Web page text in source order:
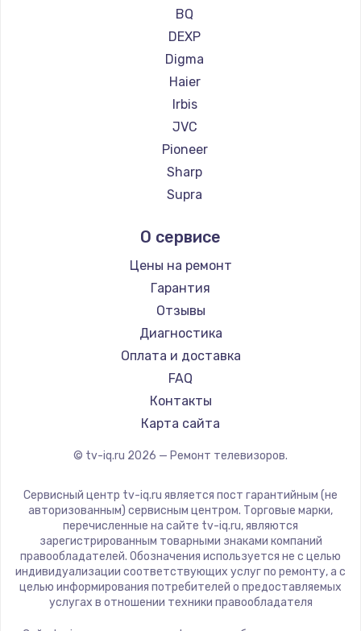
Ремонт телевизоров HITACHI
Ремонт телевизоров Konka
Ремонт телевизоров RED solution
Ремонт телевизоров Thomson
Ремонт телевизоров Yandex
Ремонт телевизоров National
Ремонт телевизоров iFFALCON
Ремонт телевизоров Tuvio
Ремонт телевизоров Nord
Ремонт телевизоров BenQ
BQ
DEXP
Digma
Haier
Irbis
JVC
Pioneer
Sharp
Supra
Hisense
Daewoo
Centek
Telefunken
Hyundai
Doffler
Hiper
Grundig
HITACHI
Yandex
National
iFFALCON
Tuvio
Nord
О сервисе
Цены на ремонт
Гарантия
Отзывы
Диагностика
Оплата и доставка
FAQ
Контакты
Карта сайта
© tv-iq.ru 2026 — Ремонт телевизоров.
Сервисный центр tv-iq.ru является пост гарантийным (не
авторизованным) сервисным центром. Торговые марки,
перечисленные на сайте tv-iq.ru, являются
зарегистрированным товарными знаками компаний
правообладателей. Обозначения используется не с целью
индивидуализации соответствующих услуг по ремонту, а с
целью информирования потребителей о предоставляемых
услугах в отношении техники правообладателя